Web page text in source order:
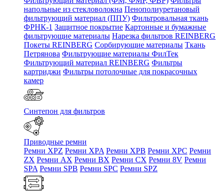
напольные из стекловолокна Пенополиуретановый
фильтрующий материал (ППУ) Фильтровальная ткань
ФРНК-1 Защитное покрытие Картонные и бумажные
фильтрующие материалы Нарезка фильтров REINBERG
Покеты REINBERG Сорбирующие материалы Ткань
Петрянова Фильтрующие материалы ФилТек
Фильтрующий материал REINBERG Фильтры
картриджи Фильтры потолочные для покрасочных
камер
Синтепон для фильтров
Приводные ремни
Ремни XPZ Ремни XPA Ремни XPB Ремни XPC Ремни
ZX Ремни AX Ремни BX Ремни CX Ремни 8V Ремни
SPA Ремни SPB Ремни SPC Ремни SPZ